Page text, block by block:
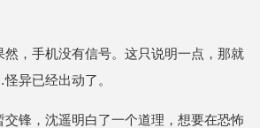
然，手机没有信号。这只说明一点，那就
异已经出动了。
交锋，沈遥明白了一个道理，想要在恐怖